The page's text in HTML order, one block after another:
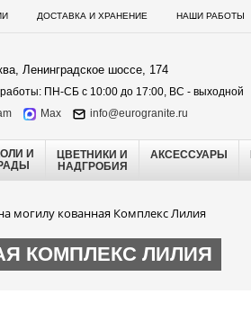
ДОСТАВКА И ХРАНЕНИЕ НАШИ РАБОТЫ
Ленинградское шоссе, 174
ПН-СБ с 10:00 до 17:00, ВС - выходной
Max info@eurogranite.ru
И
ЦВЕТНИКИ И
НАДГРОБИЯ
АКСЕССУАРЫ
могилу кованная Комплекс Лилия
КОМПЛЕКС ЛИЛИЯ